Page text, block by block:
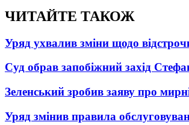
ЧИТАЙТЕ ТАКОЖ
Уряд ухвалив зміни щодо
Суд обрав запобіжний захід
Зеленський зробив заяву про
Уряд змінив правила